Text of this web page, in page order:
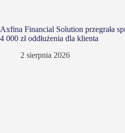
Axfina Financial Solution przegrała
4 000 zł oddłużenia dla klienta
2 sierpnia 2026